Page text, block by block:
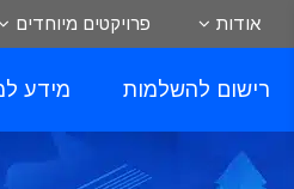
אודות פרויקטים מיוחדים
רישום להשלמות מידע